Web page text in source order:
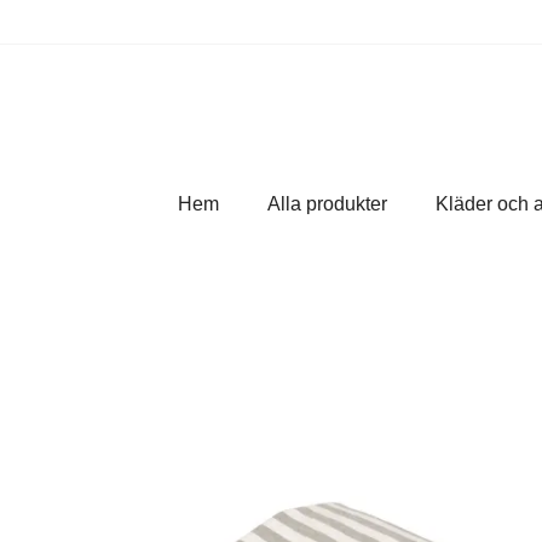
Hem Alla produkter Kläder och